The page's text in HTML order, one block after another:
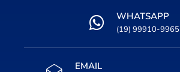
WHATSAPP
(19) 99910-9965
EMAIL